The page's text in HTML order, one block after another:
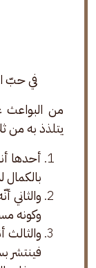
في حبّ
من
يتلذذ به من
أحدها
بالكمال
والثاني
وكونه
فينتشر